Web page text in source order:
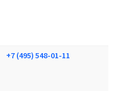
+7 (495) 548-01-11